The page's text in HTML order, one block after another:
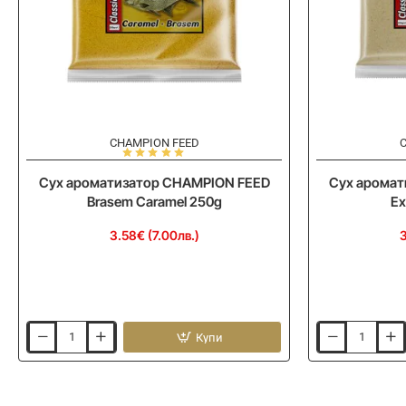
CHAMPION FEED
Сух ароматизатор CHAMPION FEED
Brasem Caramel 250g
3.58€ (7.00лв.)
ароматизатор
Купи
Сух
ароматизатор